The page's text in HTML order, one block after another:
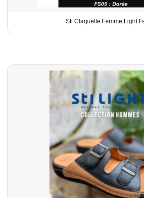
Sti Claquette Femme Light